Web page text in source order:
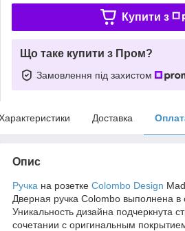
Купити з
Що таке купити з Пром?
Замовлення під захистом
Доставка
Опис
Ручка на розетке Colombo Design
Дверная ручка Colombo выполнена в
Уникальность дизайна подчеркнута
сочетании с оригинальным